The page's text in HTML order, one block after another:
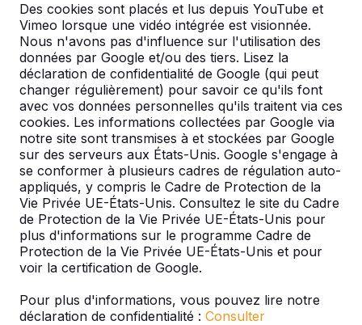
Des cookies sont placés et lus depuis YouTube et
Vimeo lorsque une vidéo intégrée est visionnée.
Nous n'avons pas d'influence sur l'utilisation des
données par Google et/ou des tiers. Lisez la
déclaration de confidentialité de Google (qui peut
changer régulièrement) pour savoir ce qu'ils font
avec vos données personnelles qu'ils traitent via ces
cookies. Les informations collectées par Google via
notre site sont transmises à et stockées par Google
sur des serveurs aux États-Unis. Google s'engage à
se conformer à plusieurs cadres de régulation auto-
appliqués, y compris le Cadre de Protection de la
Vie Privée UE-États-Unis. Consultez le site du Cadre
de Protection de la Vie Privée UE-États-Unis pour
plus d'informations sur le programme Cadre de
Protection de la Vie Privée UE-États-Unis et pour
voir la certification de Google.
Pour plus d'informations, vous pouvez lire notre
déclaration de confidentialité : Consulter
Livraison et mise en place gratuites en
Luxemburg.
Livré dans un délai de 4 semaines ouvrables.
Comment se fait la livraison ?Voir la vidéo
Table d’échecs pour 3 jeux
Cette table multi-jeux est livrée avec trois jeux
d’échecs en standard. Cette grande et belle table
d’échecs est également disponible en béton
anthracite. Vous pouvez éventuellement choisir
d’autres jeux sur la table et même choisir quel jeu
vous souhaitez intégrer à quel endroit dans le plateau
de la table. Donc, si vous préférez une autre